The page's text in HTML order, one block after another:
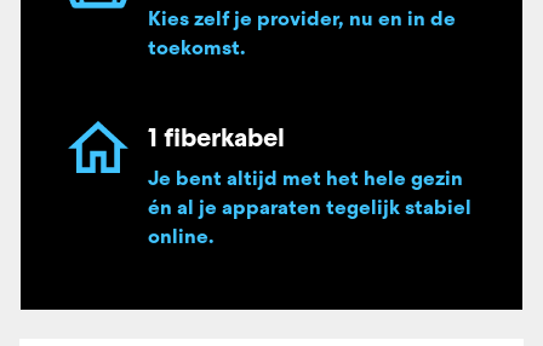
Kies zelf je provider, nu en in de
toekomst.
1 fiberkabel
Je bent altijd met het hele gezin
én al je apparaten tegelijk stabiel
online.